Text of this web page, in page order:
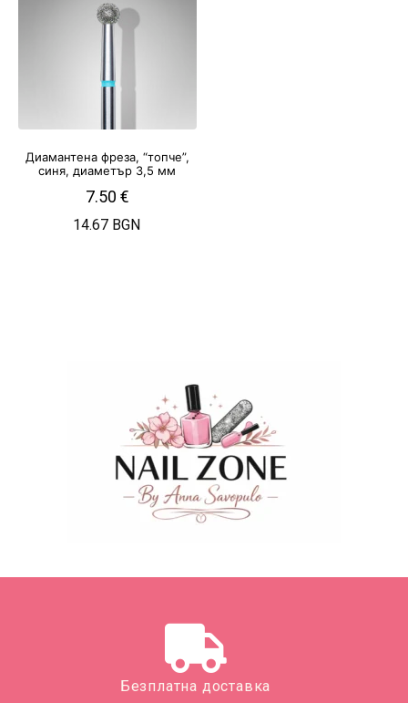
Диамантена фреза, “топче”,
синя, диаметър 3,5 мм
7.50 €
14.67 BGN
Безплатна доставка